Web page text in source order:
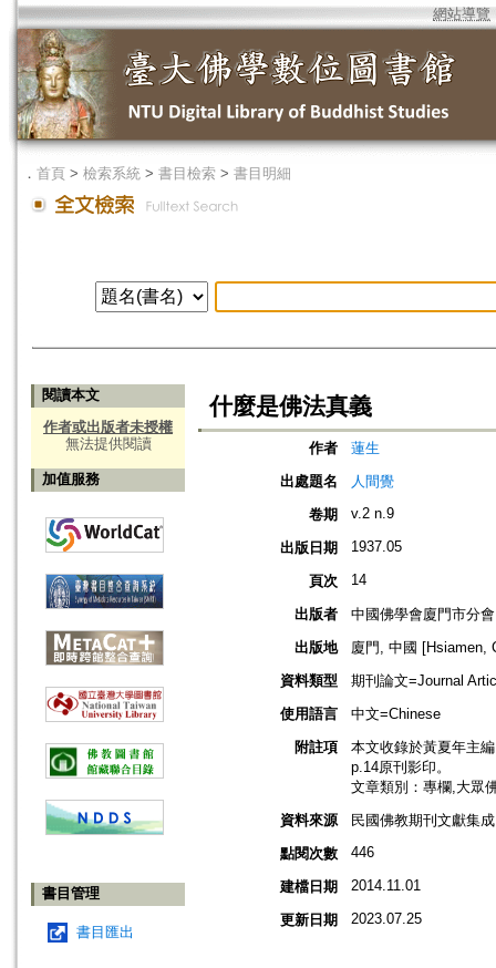
網站導覽
． 首頁 > 檢索系統 > 書目檢索 > 書目明細
閱讀本文
作者或出版者未授權
無法提供閱讀
加值服務
書目管理
書目匯出
什麼是佛法真義
作者
蓮生
出處題名
人間覺
卷期
v.2 n.9
出版日期 1937.05
頁次 14
出版者
中國佛學會廈門市分會
出版地
廈門, 中國 [Hsiamen,
資料類型
期刊論文=Journal
使用語言
中文=Chinese
附註項
本文收錄於黃夏年主
p.14原刊影印。
文章類別：專欄,大眾
資料來源
民國佛教期刊文獻集
點閱次數
446
建檔日期 2014.11.01
更新日期 2023.07.25